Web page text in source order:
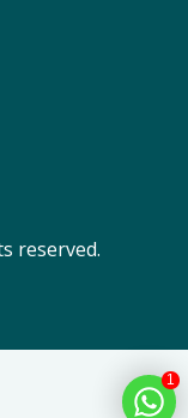
reserved.
1